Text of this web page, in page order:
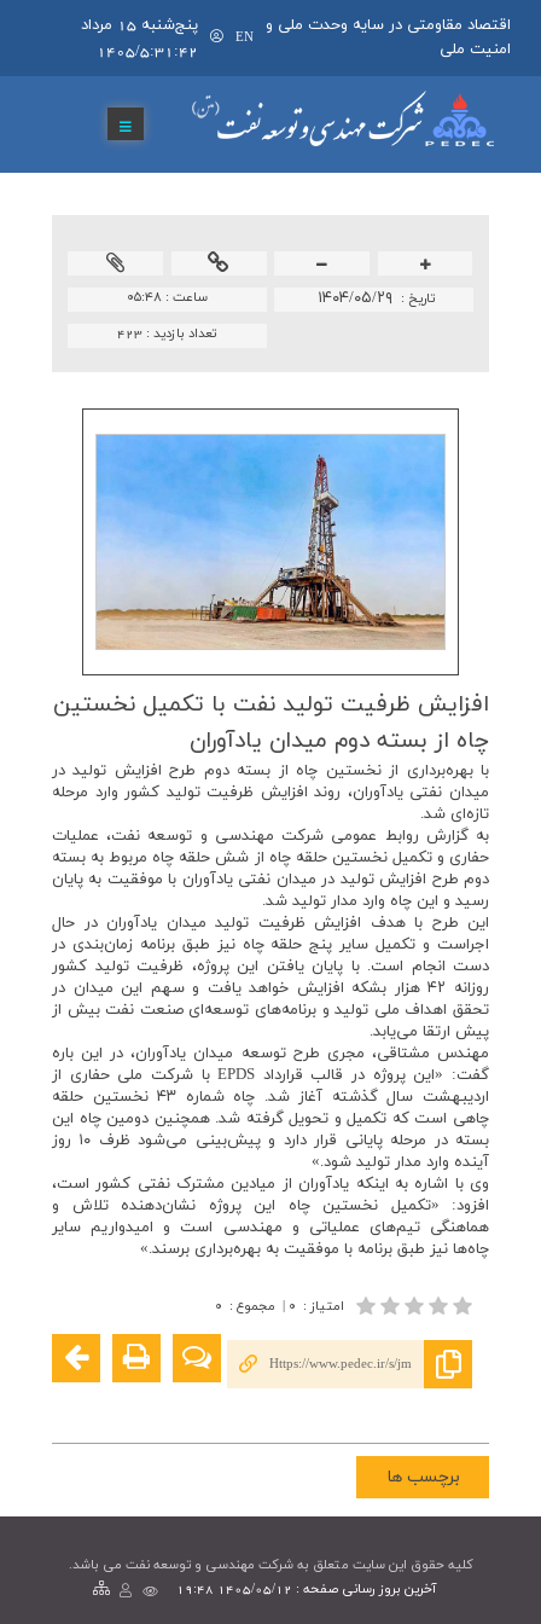
اقتصاد مقاومتی در سایه وحدت ملی و
امنیت ملی
EN
پنج‌شنبه 15 مرداد
1405/5:31:42
ساعت :۰۵:۴۸ تاريخ : ۱۴۰۴/۰۵/۲۹
تعداد بازدید :423
افزایش ظرفیت تولید نفت با تكمیل نخستین
چاه از بسته دوم میدان یادآوران
با بهره‌برداری از نخستین چاه از بسته دوم طرح افزایش تولید در
میدان نفتی یادآوران، روند افزایش ظرفیت تولید کشور وارد مرحله
تازه‌ای شد.
به گزارش روابط عمومی شرکت مهندسی و توسعه نفت، عملیات
حفاری و تکمیل نخستین حلقه چاه از شش حلقه چاه مربوط به بسته
دوم طرح افزایش تولید در میدان نفتی یادآوران با موفقیت به پایان
رسید و این چاه وارد مدار تولید شد.
این طرح با هدف افزایش ظرفیت تولید میدان یادآوران در حال
اجراست و تکمیل سایر پنج حلقه چاه نیز طبق برنامه زمان‌بندی در
دست انجام است. با پایان یافتن این پروژه، ظرفیت تولید کشور
روزانه ۴۲ هزار بشکه افزایش خواهد یافت و سهم این میدان در
تحقق اهداف ملی تولید و برنامه‌های توسعه‌ای صنعت نفت بیش از
پیش ارتقا می‌یابد.
مهندس مشتاقی، مجری طرح توسعه میدان یادآوران، در این باره
گفت: «این پروژه در قالب قرارداد EPDS با شرکت ملی حفاری از
اردیبهشت سال گذشته آغاز شد. چاه شماره ۴۳ نخستین حلقه
چاهی است که تکمیل و تحویل گرفته شد. همچنین دومین چاه این
بسته در مرحله پایانی قرار دارد و پیش‌بینی می‌شود ظرف ۱۰ روز
آینده وارد مدار تولید شود.»
وی با اشاره به اینکه یادآوران از میادین مشترک نفتی کشور است،
افزود: «تکمیل نخستین چاه این پروژه نشان‌دهنده تلاش و
هماهنگی تیم‌های عملیاتی و مهندسی است و امیدواریم سایر
چاه‌ها نیز طبق برنامه با موفقیت به بهره‌برداری برسند.»
امتیاز : ۰ | مجموع : ۰
Https://www.pedec.ir/s/jm
برچسب ها
کليه حقوق اين سايت متعلق به شرکت مهندسی و توسعه نفت می باشد.
آخرین بروز رسانی صفحه : 1405/05/12 19:48